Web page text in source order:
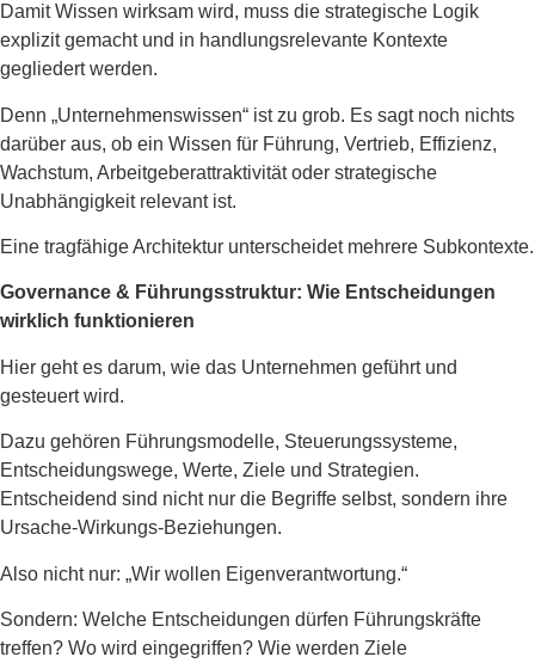
Damit Wissen wirksam wird, muss die strategische Logik
explizit gemacht und in handlungsrelevante Kontexte
gegliedert werden.
Denn „Unternehmenswissen“ ist zu grob. Es sagt noch nichts
darüber aus, ob ein Wissen für Führung, Vertrieb, Effizienz,
Wachstum, Arbeitgeberattraktivität oder strategische
Unabhängigkeit relevant ist.
Eine tragfähige Architektur unterscheidet mehrere Subkontexte.
Governance & Führungsstruktur: Wie Entscheidungen
wirklich funktionieren
Hier geht es darum, wie das Unternehmen geführt und
gesteuert wird.
Dazu gehören Führungsmodelle, Steuerungssysteme,
Entscheidungswege, Werte, Ziele und Strategien.
Entscheidend sind nicht nur die Begriffe selbst, sondern ihre
Ursache-Wirkungs-Beziehungen.
Also nicht nur: „Wir wollen Eigenverantwortung.“
Sondern: Welche Entscheidungen dürfen Führungskräfte
treffen? Wo wird eingegriffen? Wie werden Ziele